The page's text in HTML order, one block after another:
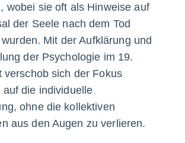
wobei sie oft als Hinweise auf
der Seele nach dem Tod
Mit der Aufklärung und
der Psychologie im 19.
verschob sich der Fokus
auf die individuelle
ohne die kollektiven
aus den Augen zu verlieren.